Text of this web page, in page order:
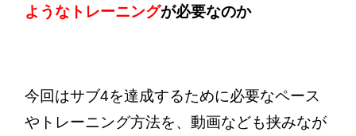
ようなトレーニングが必要なのか
今回はサブ4を達成するために必要なペース
やトレーニング方法を、動画なども挟みなが